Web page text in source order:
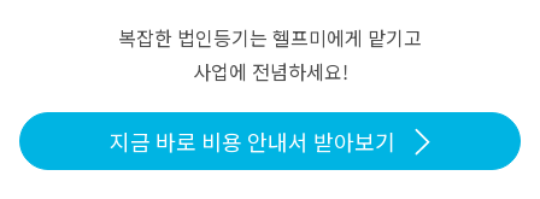
복잡한 법인등기는 헬프미에게 맡기고
사업에 전념하세요!
지금 바로 비용 안내서 받아보기